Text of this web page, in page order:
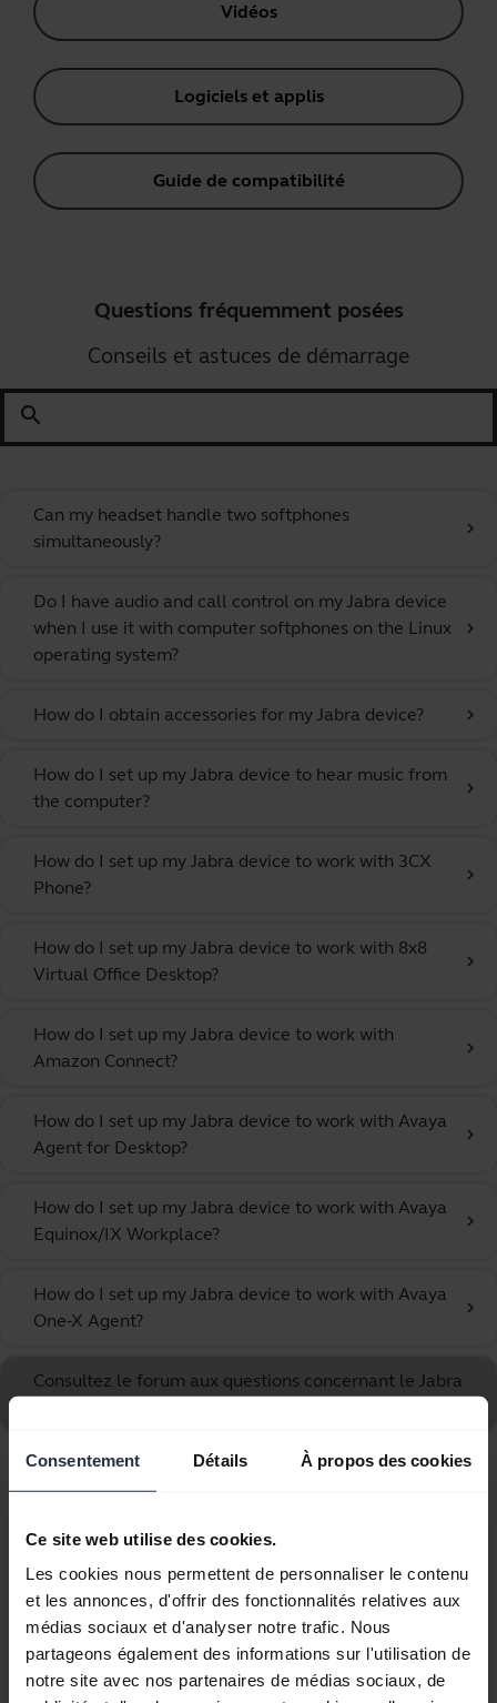
Consentement Détails À propos des cookies
Ce site web utilise des cookies.
Les cookies nous permettent de personnaliser le contenu
et les annonces, d'offrir des fonctionnalités relatives aux
médias sociaux et d'analyser notre trafic. Nous
partageons également des informations sur l'utilisation de
notre site avec nos partenaires de médias sociaux, de
Vidéos
Logiciels et applis
Guide de compatibilité
Questions fréquemment posées
Conseils et astuces de démarrage
search
Can my headset handle two softphones
simultaneously?
chevron_right
Do I have audio and call control on my Jabra device
when I use it with computer softphones on the Linux
operating system?
chevron_right
How do I obtain accessories for my Jabra device? chevron_right
How do I set up my Jabra device to hear music from
the computer?
chevron_right
How do I set up my Jabra device to work with 3CX
Phone?
chevron_right
How do I set up my Jabra device to work with 8x8
Virtual Office Desktop?
chevron_right
How do I set up my Jabra device to work with
Amazon Connect?
chevron_right
How do I set up my Jabra device to work with Avaya
Agent for Desktop?
chevron_right
How do I set up my Jabra device to work with Avaya
Equinox/IX Workplace?
chevron_right
How do I set up my Jabra device to work with Avaya
One-X Agent?
chevron_right
Consultez le forum aux questions concernant le Jabra
Documents produits
Guide de démarrage rapide